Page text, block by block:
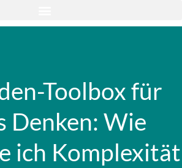
Toolbox für
Denken: Wie
ich Komplexität